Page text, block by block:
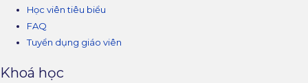
Học viên tiêu biểu
FAQ
Tuyển dụng giáo viên
Khoá học